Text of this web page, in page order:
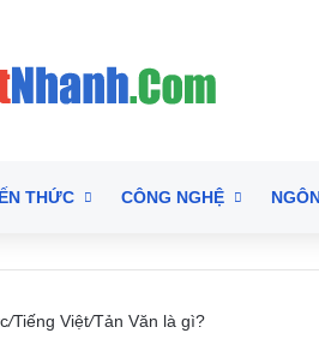
THỨC CÔNG NGHỆ
/Tiếng Việt/Tản Văn là gì?